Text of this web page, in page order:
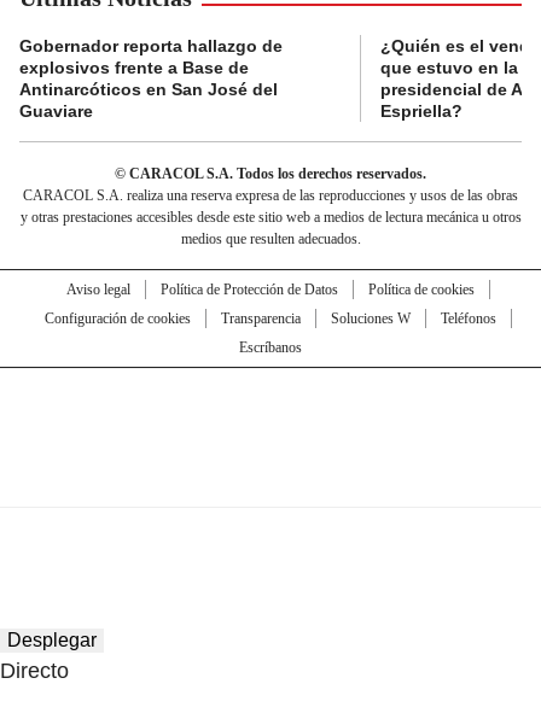
Gobernador reporta hallazgo de
explosivos frente a Base de
Antinarcóticos en San José del
Guaviare
¿Quién es el
que estuvo en la
presidencial de
Espriella?
© CARACOL S.A. Todos los derechos reservados.
CARACOL S.A. realiza una reserva expresa de las reproducciones y usos de las obras
y otras prestaciones accesibles desde este sitio web a medios de lectura mecánica u otros
medios que resulten adecuados.
Aviso legal Política de Protección de Datos
Política de cookies
Configuración de cookies
Transparencia Soluciones W
Teléfonos
Escríbanos
Desplegar
Directo